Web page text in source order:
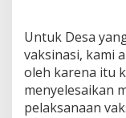
Untuk Desa
vaksinasi, kami
oleh karena itu
menyelesaikan
pelaksanaan